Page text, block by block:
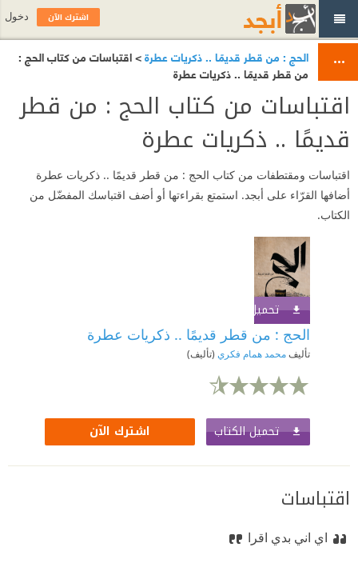
الحج : من قطر قديمًا .. ذكريات عطرة> اقتباسات من كتاب الحج :
من قطر قديمًا .. ذكريات عطرة
اقتباسات من كتاب الحج : من قطر
قديمًا .. ذكريات عطرة
اقتباسات ومقتطفات من كتاب الحج : من قطر قديمًا .. ذكريات عطرة
أضافها القرّاء على أبجد. استمتع بقراءتها أو أضف اقتباسك المفضّل من
الكتاب.
تحميل الكتاب
الحج : من قطر قديمًا .. ذكريات عطرة
تأليفمحمد همام فكري (تأليف)
تحميل الكتاب اشترك الآن
اقتباسات
اي اني بدي اقرا
اشترك الآن دخول